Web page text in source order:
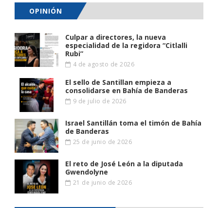
OPINIÓN
Culpar a directores, la nueva
especialidad de la regidora “Citlalli
Rubi”
4 de agosto de 2026
El sello de Santillan empieza a
consolidarse en Bahía de Banderas
9 de julio de 2026
Israel Santillán toma el timón de Bahía
de Banderas
25 de junio de 2026
El reto de José León a la diputada
Gwendolyne
21 de junio de 2026